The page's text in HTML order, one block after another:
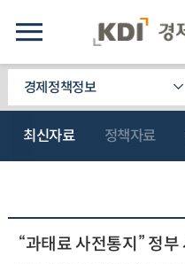
경제정책정보
최신자료 정책자료
“과태료 사전통지” 정부